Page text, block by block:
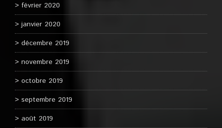
février 2020
janvier 2020
décembre 2019
novembre 2019
octobre 2019
septembre 2019
août 2019